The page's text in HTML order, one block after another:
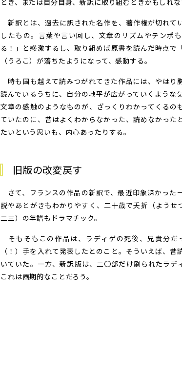
とき、または自分自身、新訳に取り組むときかもしれな
新訳とは、過去に訳された名作を、著作権が切れて
したもの。言葉や言い回し、文章のリズムやテンポ
る！」と感激するし、取り組めば原書を読んだ時点で
（うろこ）が落ちたようになって、感動する。
時も国も越えて読みつがれてきた作品には、やはり
読んでいるうちに、自分の地平が広がっていくような
文章の感触のようなものが、ざっくりわかってくるの
ていたのに、昔はよくわからなかった、読めなかった
たいという思いも、内心あったりする。
旧版の改変戻す
さて、フランスの作品の新訳で、最近印象深かった
説やあとがきもわかりやすく、二十歳で夭折（ようせ
二三）の年譜もドラマチック。
そもそもこの作品は、ラディゲの死後、兄貴分だ
（！）手を入れて発表したとのこと。そういえば、
いていた。一方、新訳版は、二〇部だけ刷られたラデ
これは画期的なことだろう。